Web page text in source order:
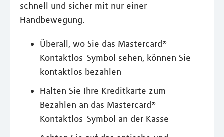
schnell und sicher mit nur einer
Handbewegung.
Überall, wo Sie das Mastercard®
Kontaktlos-Symbol sehen, können Sie
kontaktlos bezahlen
Halten Sie Ihre Kreditkarte zum
Bezahlen an das Mastercard®
Kontaktlos-Symbol an der Kasse